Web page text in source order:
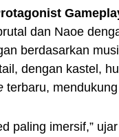
dan Naoe
berdasarkan
dengan kastel,
terbaru, mendukung
paling imersif,”